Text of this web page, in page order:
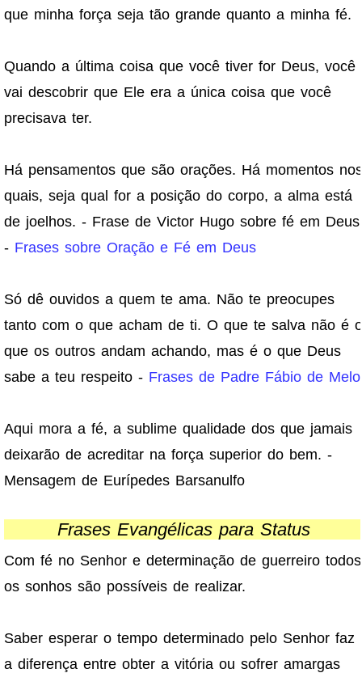
que minha força seja tão grande quanto a minha fé.
Quando a última coisa que você tiver for Deus, você
vai descobrir que Ele era a única coisa que você
precisava ter.
Há pensamentos que são orações. Há momentos nos
quais, seja qual for a posição do corpo, a alma está
de joelhos. - Frase de Victor Hugo sobre fé em Deus
- Frases sobre Oração e Fé em Deus
Só dê ouvidos a quem te ama. Não te preocupes
tanto com o que acham de ti. O que te salva não é o
que os outros andam achando, mas é o que Deus
sabe a teu respeito - Frases de Padre Fábio de Melo
Aqui mora a fé, a sublime qualidade dos que jamais
deixarão de acreditar na força superior do bem. -
Mensagem de Eurípedes Barsanulfo
Frases Evangélicas para Status
Com fé no Senhor e determinação de guerreiro todos
os sonhos são possíveis de realizar.
Saber esperar o tempo determinado pelo Senhor faz
a diferença entre obter a vitória ou sofrer amargas